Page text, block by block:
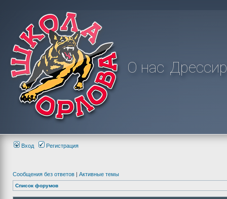
О нас
Вход Регистрация
Сообщения без ответов | Активные темы
Список форумов